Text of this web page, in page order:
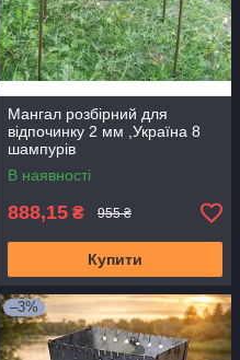
Мангал розбірний для
відпочинку 2 мм ,Україна 8
шампурів
В наявності
888,15 ₴ 955 ₴
Купити
–3%